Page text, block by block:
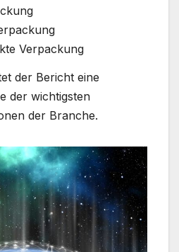
Verpackung
der Bericht eine
der wichtigsten
der Branche.